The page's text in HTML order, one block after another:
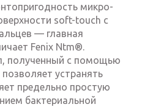
микро-
soft-touch с
— главная
Fenix ​​Ntm®.
полученный с помощью
устранять
предельно простую
бактериальной